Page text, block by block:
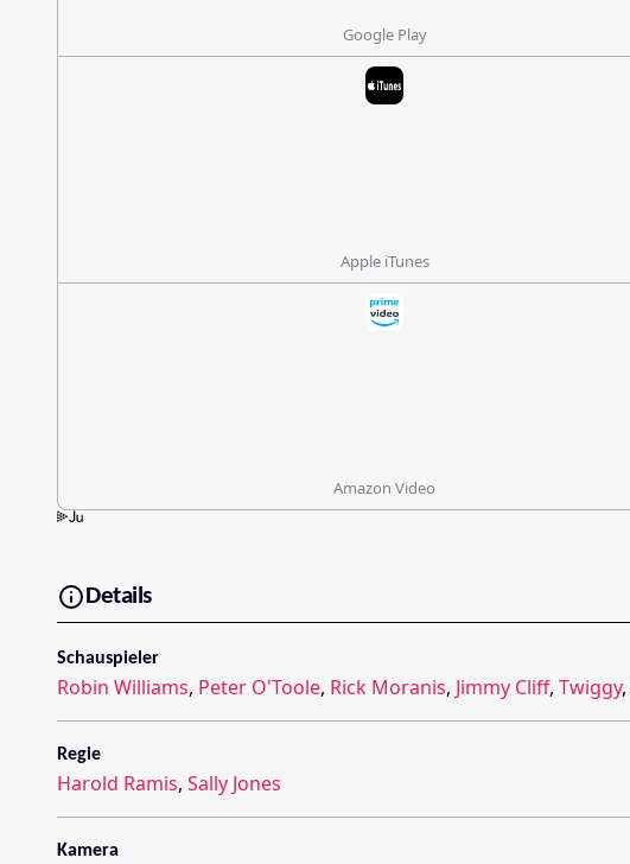
Google Play
Apple iTunes
Amazon Video
Details
Schauspieler
Robin Williams, Peter O'Toole, Rick Moranis, Jimmy Cliff, Twiggy,
Regie
Harold Ramis, Sally Jones
Kamera